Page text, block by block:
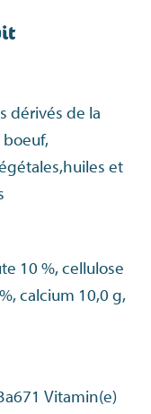
dérivés de la
et
10 %, cellulose
calcium 10,0 g,
Vitamin(e)